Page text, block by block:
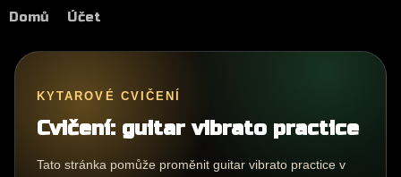
Domů Účet
KYTAROVÉ CVIČENÍ
Cvičení: guitar vibrato practice
Tato stránka pomůže proměnit guitar vibrato practice v